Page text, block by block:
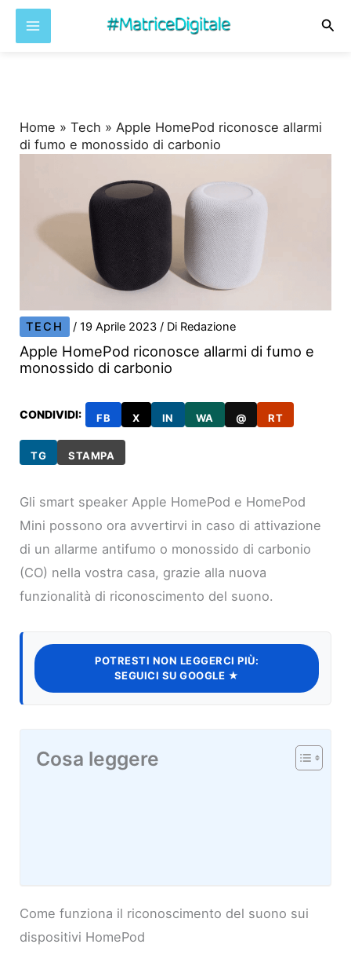
Home »Tech »Apple HomePod riconosce allarmi
di fumo e monossido di carbonio
TECH /19 Aprile 2023/ Di Redazione
Apple HomePod riconosce allarmi di fumo e
monossido di carbonio
CONDIVIDI: FB X IN WA @ RT
TG STAMPA
Gli smart speaker Apple HomePod e HomePod
Mini possono ora avvertirvi in caso di attivazione
di un allarme antifumo o monossido di carbonio
(CO) nella vostra casa, grazie alla nuova
funzionalità di riconoscimento del suono.
POTRESTI NON LEGGERCI PIÙ:
SEGUICI SU GOOGLE ★
Cosa leggere
Come funziona il riconoscimento del suono sui
dispositivi HomePod